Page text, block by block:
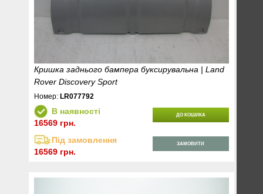
Кришка заднього бампера буксирувальна | Land
Rover Discovery Sport
Номер: LR077792
В наявності
16569 грн.
ДО КОШИКА
Під замовлення
16569 грн.
ЗАМОВИТИ